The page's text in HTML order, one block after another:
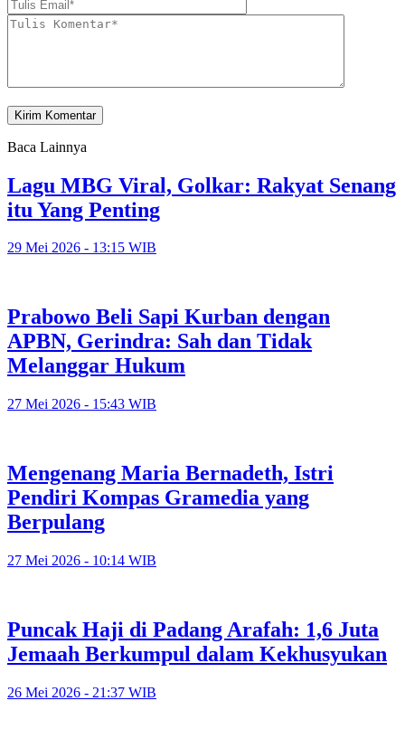
Baca Lainnya
Lagu MBG Viral, Golkar: Rakyat Senang
itu Yang Penting
29 Mei 2026 - 13:15 WIB
Prabowo Beli Sapi Kurban dengan
APBN, Gerindra: Sah dan Tidak
Melanggar Hukum
27 Mei 2026 - 15:43 WIB
Mengenang Maria Bernadeth, Istri
Pendiri Kompas Gramedia yang
Berpulang
27 Mei 2026 - 10:14 WIB
Puncak Haji di Padang Arafah: 1,6 Juta
Jemaah Berkumpul dalam Kekhusyukan
26 Mei 2026 - 21:37 WIB